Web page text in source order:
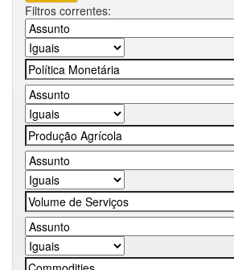
Filtros correntes: